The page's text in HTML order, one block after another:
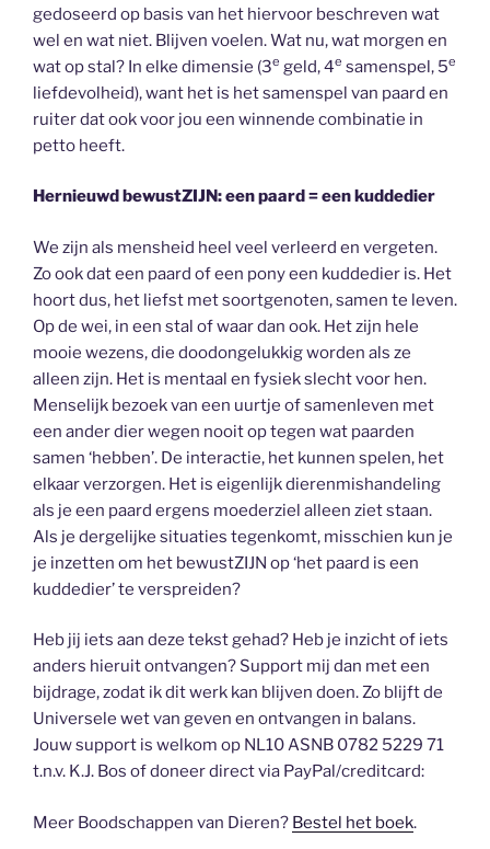
gedoseerd op basis van het hiervoor beschreven wat
wel en wat niet. Blijven voelen. Wat nu, wat morgen en
wat op stal? In elke dimensie (3e geld, 4e samenspel, 5e
liefdevolheid), want het is het samenspel van paard en
ruiter dat ook voor jou een winnende combinatie in
petto heeft.
Hernieuwd bewustZIJN: een paard = een kuddedier
We zijn als mensheid heel veel verleerd en vergeten.
Zo ook dat een paard of een pony een kuddedier is. Het
hoort dus, het liefst met soortgenoten, samen te leven.
Op de wei, in een stal of waar dan ook. Het zijn hele
mooie wezens, die doodongelukkig worden als ze
alleen zijn. Het is mentaal en fysiek slecht voor hen.
Menselijk bezoek van een uurtje of samenleven met
een ander dier wegen nooit op tegen wat paarden
samen ‘hebben’. De interactie, het kunnen spelen, het
elkaar verzorgen. Het is eigenlijk dierenmishandeling
als je een paard ergens moederziel alleen ziet staan.
Als je dergelijke situaties tegenkomt, misschien kun je
je inzetten om het bewustZIJN op ‘het paard is een
kuddedier’ te verspreiden?
Heb jij iets aan deze tekst gehad? Heb je inzicht of iets
anders hieruit ontvangen? Support mij dan met een
bijdrage, zodat ik dit werk kan blijven doen. Zo blijft de
Universele wet van geven en ontvangen in balans.
Jouw support is welkom op NL10 ASNB 0782 5229 71
t.n.v. K.J. Bos of doneer direct via PayPal/creditcard:
Meer Boodschappen van Dieren? Bestel het boek.